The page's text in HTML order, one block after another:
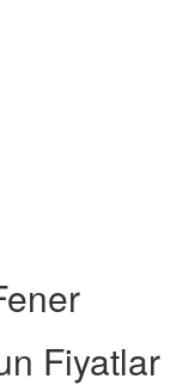
Fiyatlar